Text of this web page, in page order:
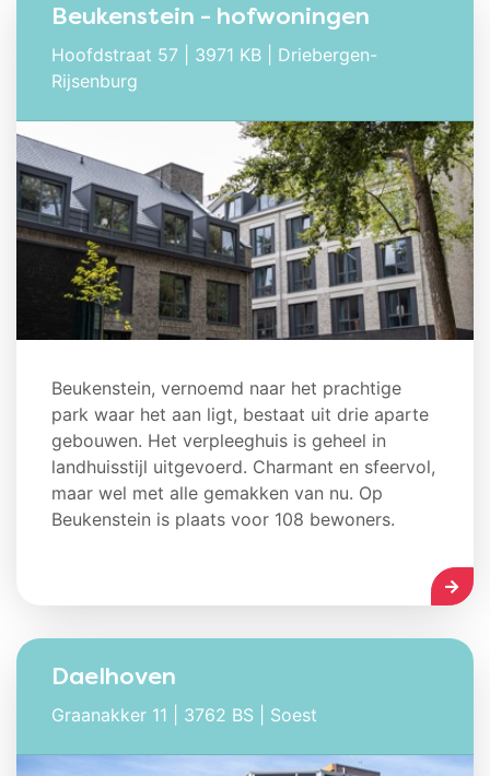
Beukenstein - hofwoningen
Hoofdstraat 57 | 3971 KB | Driebergen-
Rijsenburg
Beukenstein, vernoemd naar het prachtige
park waar het aan ligt, bestaat uit drie aparte
gebouwen. Het verpleeghuis is geheel in
landhuisstijl uitgevoerd. Charmant en sfeervol,
maar wel met alle gemakken van nu. Op
Beukenstein is plaats voor 108 bewoners.
Daelhoven
Graanakker 11 | 3762 BS | Soest